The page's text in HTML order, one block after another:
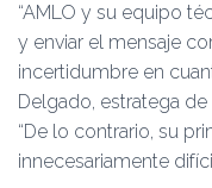
“AMLO y su equipo
y enviar el mensaje
incertidumbre en
Delgado, estratega
“De lo contrario, su
innecesariamente